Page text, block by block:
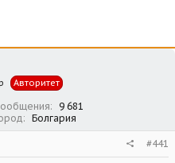
Авторитет
9 681
Болгария
#441